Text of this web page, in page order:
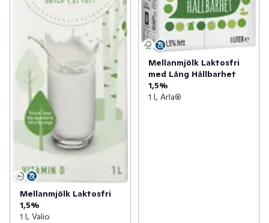
Mellanmjölk Laktosfri
1,5%
1 l, Valio
Mellanmjölk Laktosfri
med Lång Hållbarhet
1,5%
1 l, Arla®